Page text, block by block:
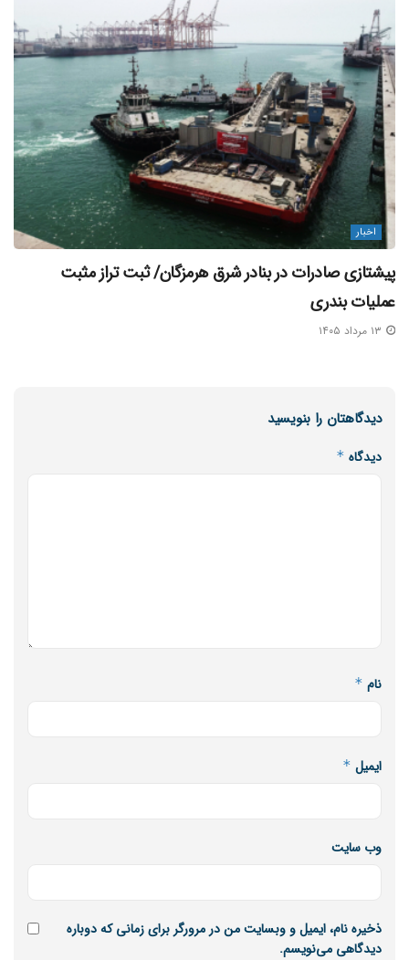
اخبار
پیشتازی صادرات در بنادر شرق هرمزگان/ ثبت تراز مثبت
عملیات بندری
دیدگاهتان را بنویسید
دیدگاه *
نام *
ایمیل *
وب‌ سایت
ذخیره نام، ایمیل و وبسایت من در مرورگر برای زمانی که دوباره
دیدگاهی می‌نویسم.